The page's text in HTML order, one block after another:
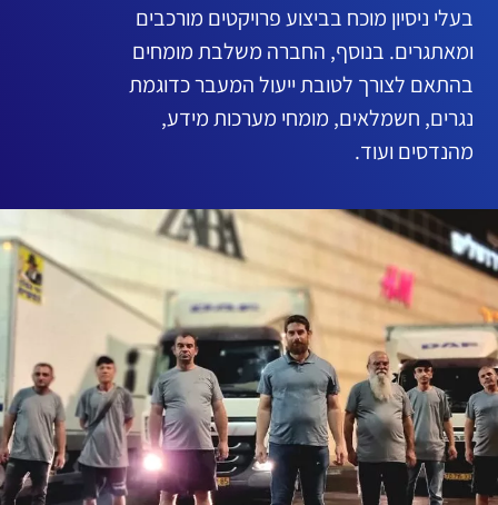
בעלי ניסיון מוכח בביצוע פרויקטים מורכבים
ומאתגרים. בנוסף, החברה משלבת מומחים
בהתאם לצורך לטובת ייעול המעבר כדוגמת
נגרים, חשמלאים, מומחי מערכות מידע,
מהנדסים ועוד.